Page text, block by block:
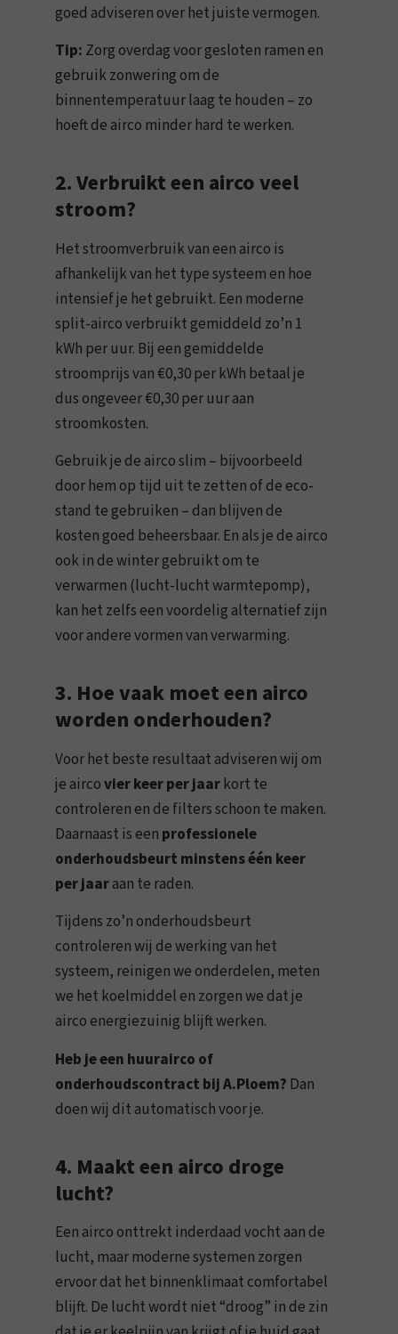
goed adviseren over het juiste vermogen.
Tip: Zorg overdag voor gesloten ramen en
gebruik zonwering om de
binnentemperatuur laag te houden – zo
hoeft de airco minder hard te werken.
2. Verbruikt een airco veel
stroom?
Het stroomverbruik van een airco is
afhankelijk van het type systeem en hoe
intensief je het gebruikt. Een moderne
split-airco verbruikt gemiddeld zo’n 1
kWh per uur. Bij een gemiddelde
stroomprijs van €0,30 per kWh betaal je
dus ongeveer €0,30 per uur aan
stroomkosten.
Gebruik je de airco slim – bijvoorbeeld
door hem op tijd uit te zetten of de eco-
stand te gebruiken – dan blijven de
kosten goed beheersbaar. En als je de airco
ook in de winter gebruikt om te
verwarmen (lucht-lucht warmtepomp),
kan het zelfs een voordelig alternatief zijn
voor andere vormen van verwarming.
3. Hoe vaak moet een airco
worden onderhouden?
Voor het beste resultaat adviseren wij om
je aircovier keer per jaarkort te
controleren en de filters schoon te maken.
Daarnaast is een professionele
onderhoudsbeurt minstens één keer
per jaaraan te raden.
Tijdens zo’n onderhoudsbeurt
controleren wij de werking van het
systeem, reinigen we onderdelen, meten
we het koelmiddel en zorgen we dat je
airco energiezuinig blijft werken.
Heb je een huurairco of
onderhoudscontract bij A.Ploem? Dan
doen wij dit automatisch voor je.
4. Maakt een airco droge
lucht?
Een airco onttrekt inderdaad vocht aan de
lucht, maar moderne systemen zorgen
ervoor dat het binnenklimaat comfortabel
blijft. De lucht wordt niet “droog” in de zin